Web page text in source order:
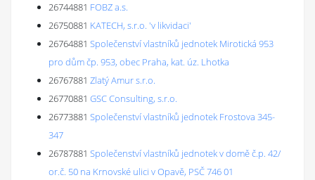
26744881 FOBZ a.s.
26750881 KATECH, s.r.o. 'v likvidaci'
26764881 Společenství vlastníků jednotek Mirotická 953
pro dům čp. 953, obec Praha, kat. úz. Lhotka
26767881 Zlatý Amur s.r.o.
26770881 GSC Consulting, s.r.o.
26773881 Společenství vlastníků jednotek Frostova 345-
347
26787881 Společenství vlastníků jednotek v domě č.p. 42/
or.č. 50 na Krnovské ulici v Opavě, PSČ 746 01